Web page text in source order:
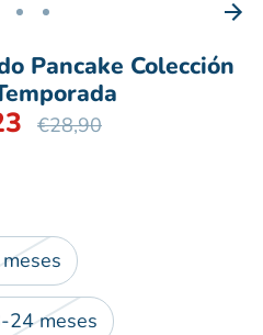
Pancake Colección
Precio
€28,90
24 meses